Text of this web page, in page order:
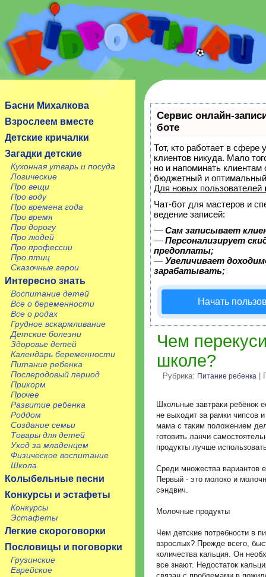
Сайт посвящен детям, их родителям, учителям и
Басни Михалкова
Взрослеем вместе
Детские кричалки
Загадки детские
Кухонная утварь и посуда
Логические
Про вещи
Про воду
Про времена года
Про время
Про дорогу
Про людей
Про профессии
Про птиц
Сказочные герои
Интересно знать
Воспитание детей
Все о беременности
Все о родах
Грудное вскармливание
Детские болезни
Здоровье детей
Календарь беременности
Питание ребенка
Послеродовый период
Прикорм
Прочее
Развитие ребенка
Роддом
Создание семьи
Товары для детей
Уход за младенцем
Физическое воспитание
Школа
Колыбельные песни
Конкурсы и эстафеты
Конкурсы
Эстафеты
Легкие скороговорки
Пословицы и поговорки
Грузинские
Еврейские
Сервис онлайн-
боте
Тот, кто работает в сфере
клиентов никуда. Мало
но и напоминать
бюджетный и
Для новых пользователей
Чат-бот для мастеров и
ведение записей:
— Сам записывает
— Персонализирует
предоплаты;
— Увеличивает
зарабатывать;
Начать
Чем
школе?
Рубрика: Питание ребенка |
Школьные завтраки ребёнок
не выходит за рамки чипсов
мама с таким положением
готовить ланчи
продукты лучше
Среди множества вариантов
Первый - это молоко и
сэндвич.
Молочные продукты
Чем детские потребности в
взрослых? Прежде всего,
количества кальция. Он
все знают. Недостаток